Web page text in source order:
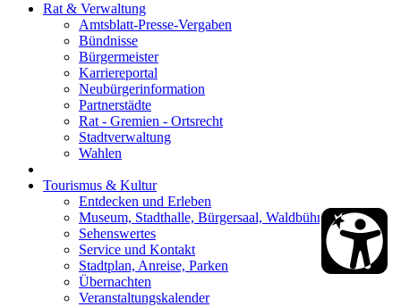
Rat & Verwaltung
Amtsblatt-Presse-Vergaben
Bündnisse
Bürgermeister
Karriereportal
Neubürgerinformation
Partnerstädte
Rat - Gremien - Ortsrecht
Stadtverwaltung
Wahlen
Tourismus & Kultur
Entdecken und Erleben
Museum, Stadthalle, Bürgersaal, Waldbühne
Sehenswertes
Service und Kontakt
Stadtplan, Anreise, Parken
Übernachten
Veranstaltungskalender